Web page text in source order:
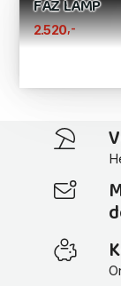
FAZ LAMP
2.520,-